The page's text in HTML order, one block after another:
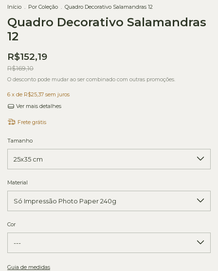
Início . Por Coleção . Quadro Decorativo Salamandras 12
Quadro Decorativo Salamandras
12
R$152,19
R$169,10
O desconto pode mudar ao ser combinado com outras promoções.
6 x de R$25,37 sem juros
Ver mais detalhes
Frete grátis
Tamanho
Material
Cor
Guia de medidas